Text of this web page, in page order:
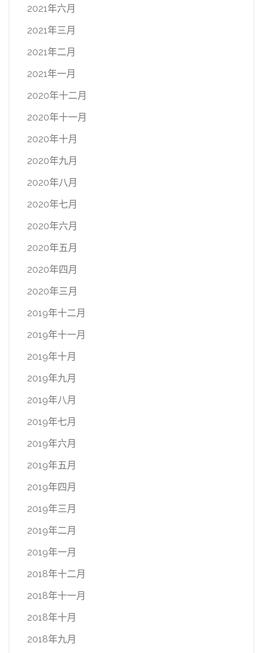
2021年六月
2021年三月
2021年二月
2021年一月
2020年十二月
2020年十一月
2020年十月
2020年九月
2020年八月
2020年七月
2020年六月
2020年五月
2020年四月
2020年三月
2019年十二月
2019年十一月
2019年十月
2019年九月
2019年八月
2019年七月
2019年六月
2019年五月
2019年四月
2019年三月
2019年二月
2019年一月
2018年十二月
2018年十一月
2018年十月
2018年九月